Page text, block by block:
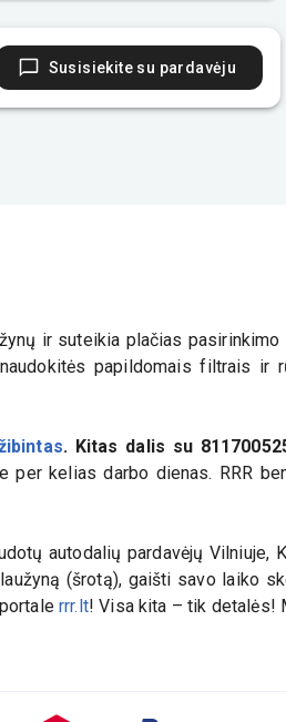
Susisiekite su pardavėju
ir suteikia plačias
papildomais filtrais
. Kitas dalis su
kelias darbo dienas. RRR
autodalių pardavėjų Vilniuje,
(šrotą), gaišti savo laiko
rrr.lt! Visa kita – tik detalės!